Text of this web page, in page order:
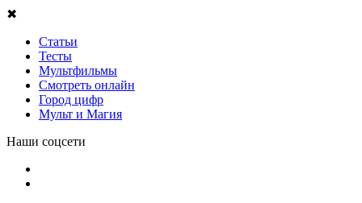
✖
Статьи
Тесты
Мультфильмы
Смотреть онлайн
Город цифр
Мульт и Магия
Наши соцсети